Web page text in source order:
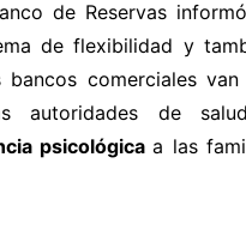
de Reservas
de flexibilidad y
bancos comerciales van
autoridades de
psicológicaa las